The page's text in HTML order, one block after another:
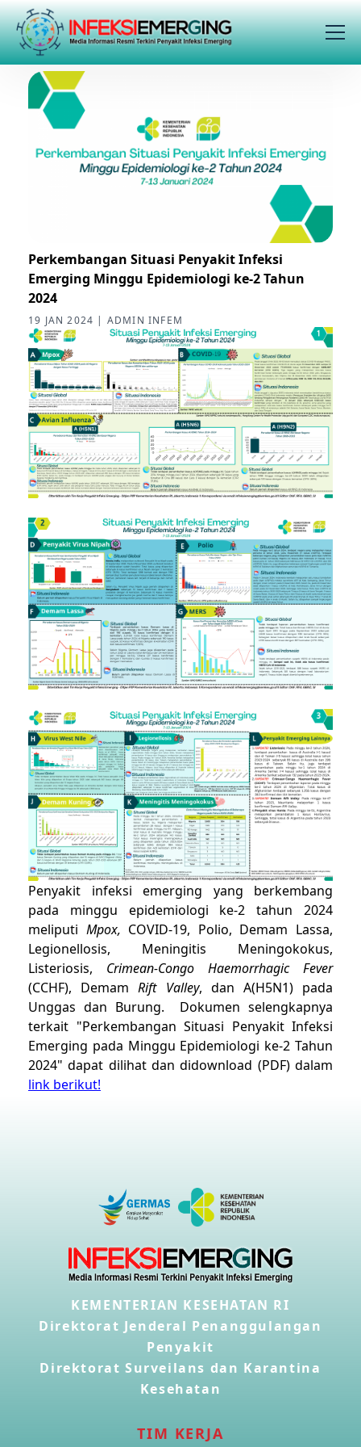
Perkembangan Situasi Penyakit Infeksi
Emerging Minggu Epidemiologi ke-2 Tahun
2024
19 JAN 2024 | ADMIN INFEM
Penyakit infeksi emerging yang berkembang
pada minggu epidemiologi ke-2 tahun 2024
meliputi Mpox, COVID-19, Polio, Demam Lassa,
Legionellosis, Meningitis Meningokokus,
Listeriosis, Crimean-Congo Haemorrhagic Fever
(CCHF), DemamRift Valley, dan A(H5N1) pada
Unggas dan Burung. Dokumen selengkapnya
terkait "Perkembangan Situasi Penyakit Infeksi
Emerging pada Minggu Epidemiologi ke-2 Tahun
2024" dapat dilihat dan didownload (PDF) dalam
link berikut!
KEMENTERIAN KESEHATAN RI
Direktorat Jenderal Penanggulangan
Penyakit
Direktorat Surveilans dan Karantina
Kesehatan
TIM KERJA